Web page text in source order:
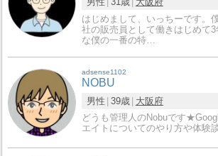
はじめまして、いっちーです。
社の販売員として働きはじめて
な僕の一番の特…
adsense1102
NOBU
男性 39歳
大阪府
どうも管理人のNobuです
エイトについてのやり方や体験